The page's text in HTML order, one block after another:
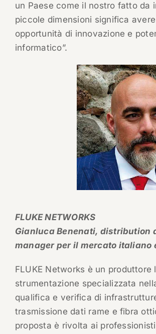
un Paese come il nostro fatto da
piccole dimensioni significa
opportunità di innovazione e
informatico”.
FLUKE NETWORKS
Gianluca Benenati, distribution
manager per il mercato italiano
FLUKE Networks è un produttore
strumentazione specializzata
qualifica e verifica di
trasmissione dati rame e fibra
proposta è rivolta ai